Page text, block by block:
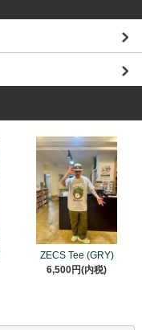
ZECS Tee (GRY)
6,500円(内税)